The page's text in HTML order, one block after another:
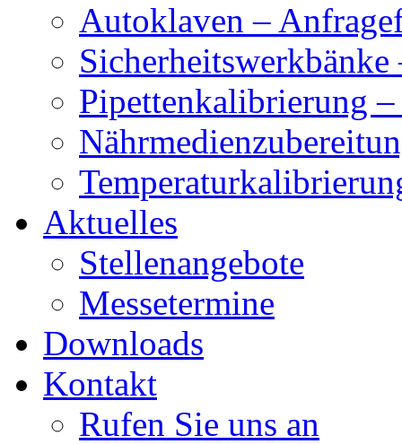
Autoklaven –
Pipettenkalibrierung
Aktuelles
Stellenangebote
Messetermine
Downloads
Kontakt
Rufen Sie uns an